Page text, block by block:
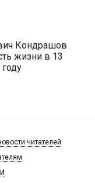
Кондрашов
жизни в 13
читателей